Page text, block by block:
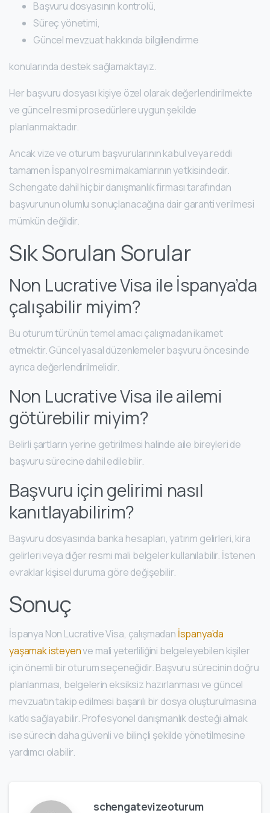
Başvuru dosyasının kontrolü,
Süreç yönetimi,
Güncel mevzuat hakkında bilgilendirme
konularında destek sağlamaktayız.
Her başvuru dosyası kişiye özel olarak değerlendirilmekte
ve güncel resmi prosedürlere uygun şekilde
planlanmaktadır.
Ancak vize ve oturum başvurularının kabul veya reddi
tamamen İspanyol resmi makamlarının yetkisindedir.
Schengate dahil hiçbir danışmanlık firması tarafından
başvurunun olumlu sonuçlanacağına dair garanti verilmesi
mümkün değildir.
Sık Sorulan Sorular
Non Lucrative Visa ile İspanya’da
çalışabilir miyim?
Bu oturum türünün temel amacı çalışmadan ikamet
etmektir. Güncel yasal düzenlemeler başvuru öncesinde
ayrıca değerlendirilmelidir.
Non Lucrative Visa ile ailemi
götürebilir miyim?
Belirli şartların yerine getirilmesi halinde aile bireyleri de
başvuru sürecine dahil edilebilir.
Başvuru için gelirimi nasıl
kanıtlayabilirim?
Başvuru dosyasında banka hesapları, yatırım gelirleri, kira
gelirleri veya diğer resmi mali belgeler kullanılabilir. İstenen
evraklar kişisel duruma göre değişebilir.
Sonuç
İspanya Non Lucrative Visa, çalışmadan İspanya’da
yaşamak isteyenve mali yeterliliğini belgeleyebilen kişiler
için önemli bir oturum seçeneğidir. Başvuru sürecinin doğru
planlanması, belgelerin eksiksiz hazırlanması ve güncel
mevzuatın takip edilmesi başarılı bir dosya oluşturulmasına
katkı sağlayabilir. Profesyonel danışmanlık desteği almak
ise sürecin daha güvenli ve bilinçli şekilde yönetilmesine
yardımcı olabilir.
schengatevizeoturum